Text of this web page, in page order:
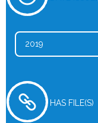
2019
HAS FILE(S)